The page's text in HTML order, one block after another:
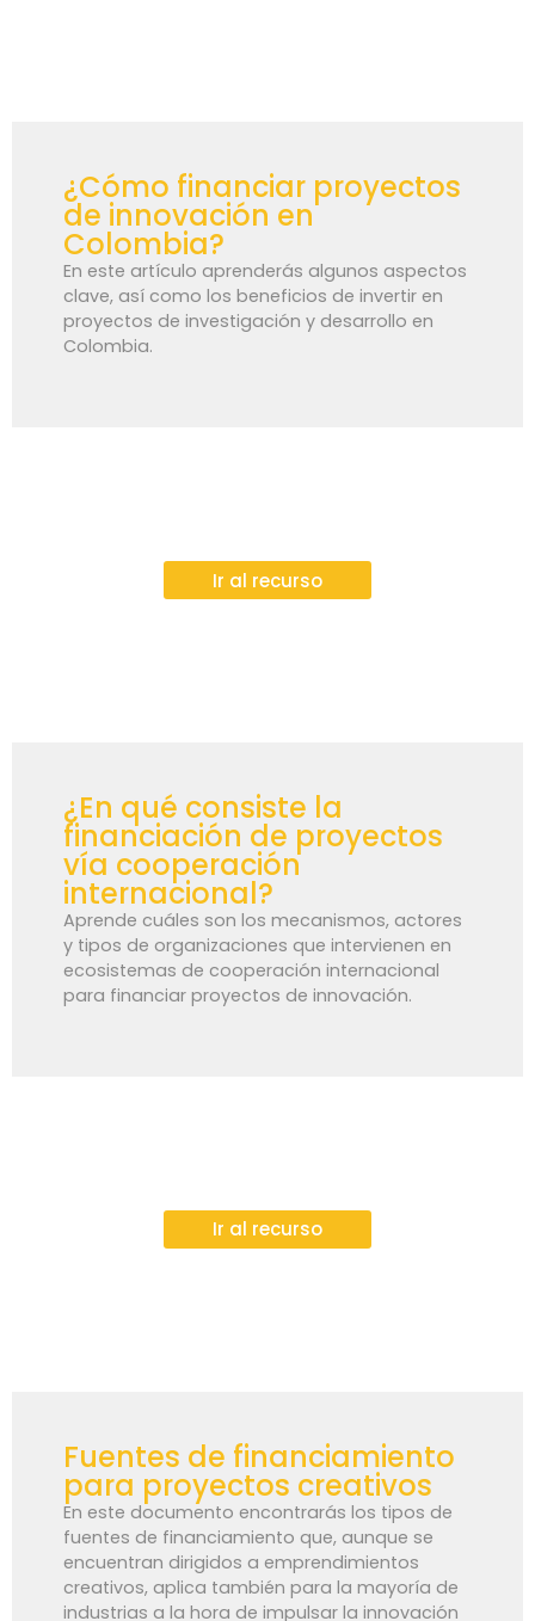
¿Cómo financiar proyectos
de innovación en
Colombia?
En este artículo aprenderás algunos aspectos
clave, así como los beneficios de invertir en
proyectos de investigación y desarrollo en
Colombia.
Ir al recurso
¿En qué consiste la
financiación de proyectos
vía cooperación
internacional?
Aprende cuáles son los mecanismos, actores
y tipos de organizaciones que intervienen en
ecosistemas de cooperación internacional
para financiar proyectos de innovación.
Ir al recurso
Fuentes de financiamiento
para proyectos creativos
En este documento encontrarás los tipos de
fuentes de financiamiento que, aunque se
encuentran dirigidos a emprendimientos
creativos, aplica también para la mayoría de
industrias a la hora de impulsar la innovación